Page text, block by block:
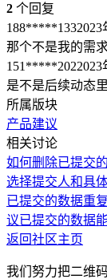
2 个回复
188*****1332023
那个不是我的需求
151*****2022023
是不是后续动态
所属版块
产品建议
相关讨论
如何删除已提交
选择提交人和具
已提交的数据重复
议已提交的数据
返回社区主页
我们努力把二维